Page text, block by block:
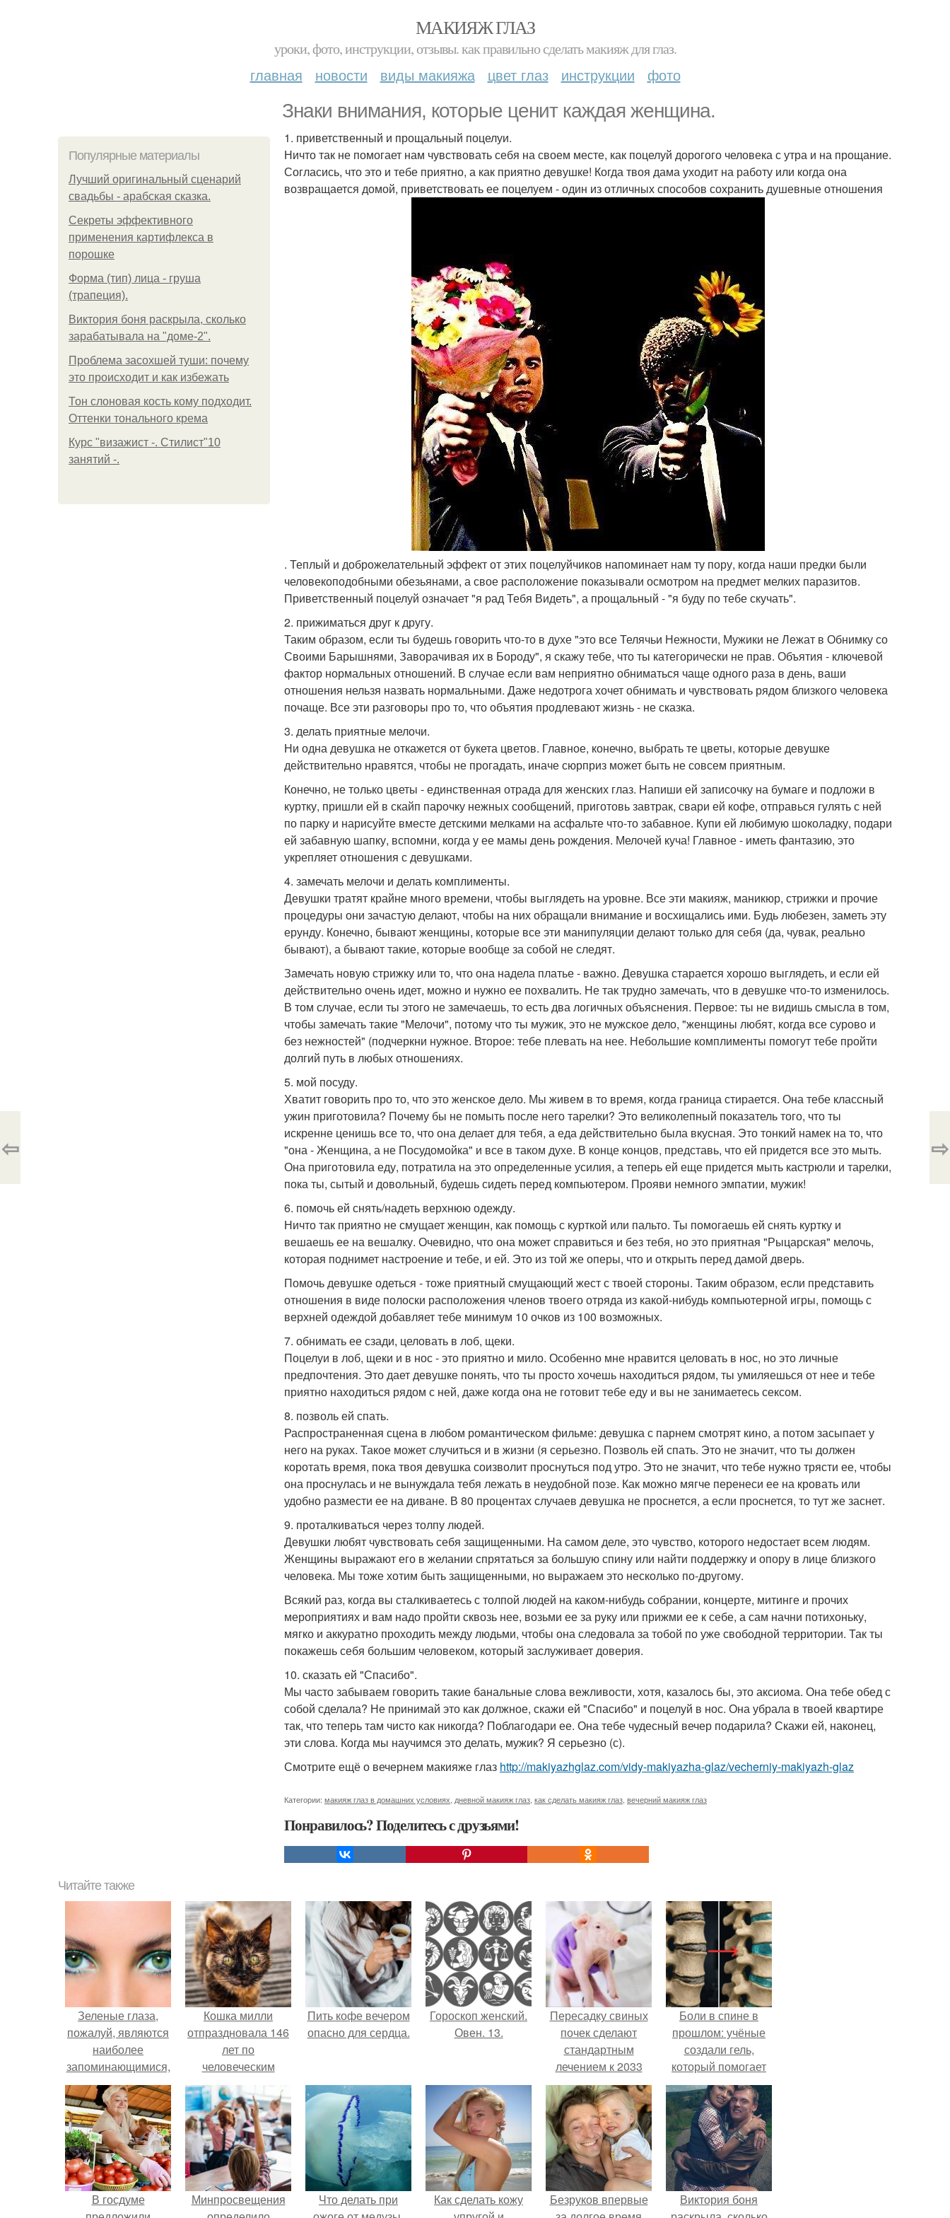
МАКИЯЖ ГЛАЗ
уроки, фото, инструкции, отзывы. как правильно сделать макияж для глаз.
главная новости виды макияжа цвет глаз инструкции фото
Знаки внимания, которые ценит каждая женщина.
Популярные материалы
Лучший оригинальный сценарий
свадьбы - арабская сказка.
Секреты эффективного
применения картифлекса в
порошке
Форма (тип) лица - груша
(трапеция).
Виктория боня раскрыла, сколько
зарабатывала на "доме-2".
Проблема засохшей туши: почему
это происходит и как избежать
Тон слоновая кость кому подходит.
Оттенки тонального крема
Курс "визажист -. Стилист"10
занятий -.
1. приветственный и прощальный поцелуи.
Ничто так не помогает нам чувствовать себя на своем месте, как поцелуй дорогого человека с утра и на прощание.
Согласись, что это и тебе приятно, а как приятно девушке! Когда твоя дама уходит на работу или когда она
возвращается домой, приветствовать ее поцелуем - один из отличных способов сохранить душевные отношения
. Теплый и доброжелательный эффект от этих поцелуйчиков напоминает нам ту пору, когда наши предки были
человекоподобными обезьянами, а свое расположение показывали осмотром на предмет мелких паразитов.
Приветственный поцелуй означает "я рад Тебя Видеть", а прощальный - "я буду по тебе скучать".
2. прижиматься друг к другу.
Таким образом, если ты будешь говорить что-то в духе "это все Телячьи Нежности, Мужики не Лежат в Обнимку со
Своими Барышнями, Заворачивая их в Бороду", я скажу тебе, что ты категорически не прав. Объятия - ключевой
фактор нормальных отношений. В случае если вам неприятно обниматься чаще одного раза в день, ваши
отношения нельзя назвать нормальными. Даже недотрога хочет обнимать и чувствовать рядом близкого человека
почаще. Все эти разговоры про то, что объятия продлевают жизнь - не сказка.
3. делать приятные мелочи.
Ни одна девушка не откажется от букета цветов. Главное, конечно, выбрать те цветы, которые девушке
действительно нравятся, чтобы не прогадать, иначе сюрприз может быть не совсем приятным.
Конечно, не только цветы - единственная отрада для женских глаз. Напиши ей записочку на бумаге и подложи в
куртку, пришли ей в скайп парочку нежных сообщений, приготовь завтрак, свари ей кофе, отправься гулять с ней
по парку и нарисуйте вместе детскими мелками на асфальте что-то забавное. Купи ей любимую шоколадку, подари
ей забавную шапку, вспомни, когда у ее мамы день рождения. Мелочей куча! Главное - иметь фантазию, это
укрепляет отношения с девушками.
4. замечать мелочи и делать комплименты.
Девушки тратят крайне много времени, чтобы выглядеть на уровне. Все эти макияж, маникюр, стрижки и прочие
процедуры они зачастую делают, чтобы на них обращали внимание и восхищались ими. Будь любезен, заметь эту
ерунду. Конечно, бывают женщины, которые все эти манипуляции делают только для себя (да, чувак, реально
бывают), а бывают такие, которые вообще за собой не следят.
Замечать новую стрижку или то, что она надела платье - важно. Девушка старается хорошо выглядеть, и если ей
действительно очень идет, можно и нужно ее похвалить. Не так трудно замечать, что в девушке что-то изменилось.
В том случае, если ты этого не замечаешь, то есть два логичных объяснения. Первое: ты не видишь смысла в том,
чтобы замечать такие "Мелочи", потому что ты мужик, это не мужское дело, "женщины любят, когда все сурово и
без нежностей" (подчеркни нужное. Второе: тебе плевать на нее. Небольшие комплименты помогут тебе пройти
долгий путь в любых отношениях.
5. мой посуду.
Хватит говорить про то, что это женское дело. Мы живем в то время, когда граница стирается. Она тебе классный
ужин приготовила? Почему бы не помыть после него тарелки? Это великолепный показатель того, что ты
искренне ценишь все то, что она делает для тебя, а еда действительно была вкусная. Это тонкий намек на то, что
"она - Женщина, а не Посудомойка" и все в таком духе. В конце концов, представь, что ей придется все это мыть.
Она приготовила еду, потратила на это определенные усилия, а теперь ей еще придется мыть кастрюли и тарелки,
пока ты, сытый и довольный, будешь сидеть перед компьютером. Прояви немного эмпатии, мужик!
6. помочь ей снять/надеть верхнюю одежду.
Ничто так приятно не смущает женщин, как помощь с курткой или пальто. Ты помогаешь ей снять куртку и
вешаешь ее на вешалку. Очевидно, что она может справиться и без тебя, но это приятная "Рыцарская" мелочь,
которая поднимет настроение и тебе, и ей. Это из той же оперы, что и открыть перед дамой дверь.
Помочь девушке одеться - тоже приятный смущающий жест с твоей стороны. Таким образом, если представить
отношения в виде полоски расположения членов твоего отряда из какой-нибудь компьютерной игры, помощь с
верхней одеждой добавляет тебе минимум 10 очков из 100 возможных.
7. обнимать ее сзади, целовать в лоб, щеки.
Поцелуи в лоб, щеки и в нос - это приятно и мило. Особенно мне нравится целовать в нос, но это личные
предпочтения. Это дает девушке понять, что ты просто хочешь находиться рядом, ты умиляешься от нее и тебе
приятно находиться рядом с ней, даже когда она не готовит тебе еду и вы не занимаетесь сексом.
8. позволь ей спать.
Распространенная сцена в любом романтическом фильме: девушка с парнем смотрят кино, а потом засыпает у
него на руках. Такое может случиться и в жизни (я серьезно. Позволь ей спать. Это не значит, что ты должен
коротать время, пока твоя девушка соизволит проснуться под утро. Это не значит, что тебе нужно трясти ее, чтобы
она проснулась и не вынуждала тебя лежать в неудобной позе. Как можно мягче перенеси ее на кровать или
удобно размести ее на диване. В 80 процентах случаев девушка не проснется, а если проснется, то тут же заснет.
9. проталкиваться через толпу людей.
Девушки любят чувствовать себя защищенными. На самом деле, это чувство, которого недостает всем людям.
Женщины выражают его в желании спрятаться за большую спину или найти поддержку и опору в лице близкого
человека. Мы тоже хотим быть защищенными, но выражаем это несколько по-другому.
Всякий раз, когда вы сталкиваетесь с толпой людей на каком-нибудь собрании, концерте, митинге и прочих
мероприятиях и вам надо пройти сквозь нее, возьми ее за руку или прижми ее к себе, а сам начни потихоньку,
мягко и аккуратно проходить между людьми, чтобы она следовала за тобой по уже свободной территории. Так ты
покажешь себя большим человеком, который заслуживает доверия.
10. сказать ей "Спасибо".
Мы часто забываем говорить такие банальные слова вежливости, хотя, казалось бы, это аксиома. Она тебе обед с
собой сделала? Не принимай это как должное, скажи ей "Спасибо" и поцелуй в нос. Она убрала в твоей квартире
так, что теперь там чисто как никогда? Поблагодари ее. Она тебе чудесный вечер подарила? Скажи ей, наконец,
эти слова. Когда мы научимся это делать, мужик? Я серьезно (с).
Смотрите ещё о вечернем макияже глаз http://makiyazhglaz.com/vidy-makiyazha-glaz/vecherniy-makiyazh-glaz
Категории: макияж глаз в домашних условиях дневной макияж глаз как сделать макияж глаз вечерний макияж глаз
Понравилось? Поделитесь с друзьями!
⇦ ⇨
Читайте также
Зеленые глаза,
пожалуй, являются
наиболее
запоминающимися,
яркими и броскими,
они обладают
каким-то особым
магнетическим
эффектом.
Кошка милли
отпраздновала 146
лет по
человеческим
Меркам и
претендует на
звание самой
старой в мире.
Пить кофе вечером
опасно для сердца.
Гороскоп женский.
Овен. 13.
Пересадку свиных
почек сделают
стандартным
лечением к 2033
году в Японии.
Боли в спине в
прошлом: учёные
создали гель,
который помогает
восстанавливать
межпозвоночные
диски.
В госдуме
Минпросвещения
Что делать при
Как сделать кожу
Безруков впервые
Виктория боня